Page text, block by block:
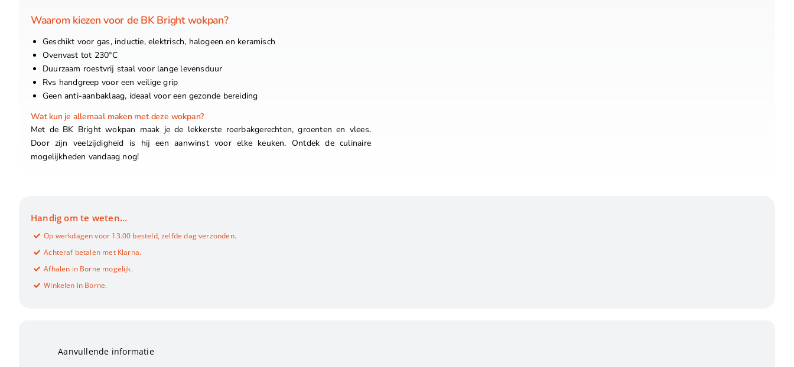
Waarom kiezen voor de BK Bright wokpan?
Geschikt voor gas, inductie, elektrisch, halogeen en keramisch
Ovenvast tot 230°C
Duurzaam roestvrij staal voor lange levensduur
Rvs handgreep voor een veilige grip
Geen anti-aanbaklaag, ideaal voor een gezonde bereiding
Wat kun je allemaal maken met deze wokpan?
Met de BK Bright wokpan maak je de lekkerste roerbakgerechten, groenten en vlees.
Door zijn veelzijdigheid is hij een aanwinst voor elke keuken. Ontdek de culinaire
mogelijkheden vandaag nog!
Handig om te weten…
Op werkdagen voor 13.00 besteld, zelfde dag verzonden.
Achteraf betalen met Klarna.
Afhalen in Borne mogelijk.
Winkelen in Borne.
Aanvullende informatie